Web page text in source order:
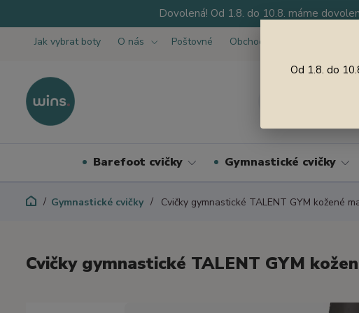
Dovolená! Od 1.8. do 10.8. máme
Jak vybrat boty O nás Poštovné Obchodní podmínky
Barefoot cvičky Gymnastické cvičky
Gymnastické cvičky Cvičky gymnastické TALENT GYM kožené
Cvičky gymnastické TALENT GYM
Od 1.8. do